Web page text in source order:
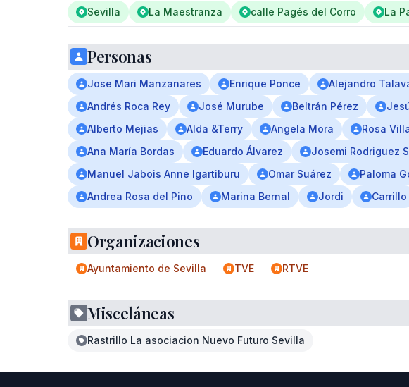
Sevilla La Maestranza calle Pagés del Corro La
Personas
Jose Mari Manzanares Enrique Ponce Alejandro
Andrés Roca Rey
José Murube Beltrán Pérez
Alberto Mejias
Alda &Terry Angela Mora Rosa
Ana María Bordas
Eduardo Álvarez Josemi Rodriguez
Manuel Jabois Anne Igartiburu
Omar Suárez Paloma
Andrea Rosa del Pino
Marina Bernal Jordi Carrillo
Organizaciones
Ayuntamiento de Sevilla TVE RTVE
Misceláneas
Rastrillo La asociacion Nuevo Futuro Sevilla